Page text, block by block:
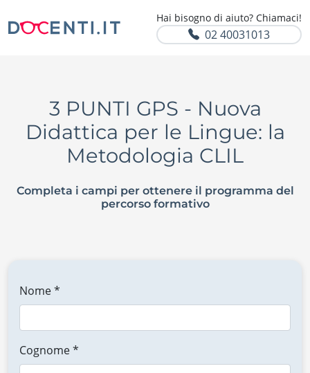
Hai bisogno di aiuto? Chiamaci!
02 40031013
3 PUNTI GPS - Nuova
Didattica per le Lingue: la
Metodologia CLIL
Completa i campi per ottenere il programma del
percorso formativo
Nome *
Cognome *